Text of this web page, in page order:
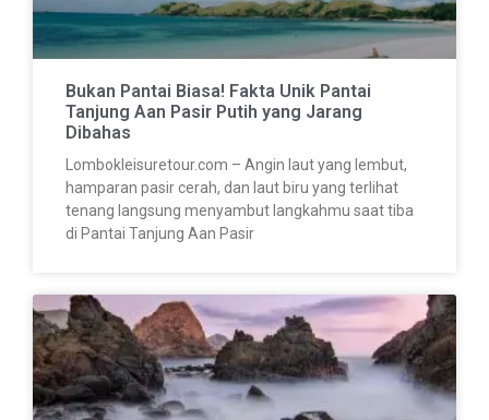
Bukan Pantai Biasa! Fakta Unik Pantai
Tanjung Aan Pasir Putih yang Jarang
Dibahas
Lombokleisuretour.com – Angin laut yang lembut,
hamparan pasir cerah, dan laut biru yang terlihat
tenang langsung menyambut langkahmu saat tiba
di Pantai Tanjung Aan Pasir